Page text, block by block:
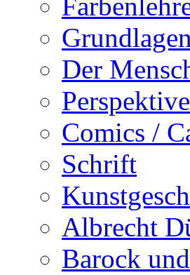
Der
Perspektive
Comics /
Schrift
Albrecht
Barock